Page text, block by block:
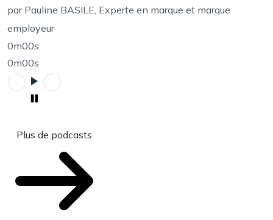
par Pauline BASILE, Experte en marque et marque
employeur
0m00s
0m00s
Plus de podcasts